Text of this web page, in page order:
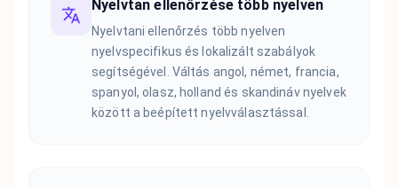
Nyelvtan ellenőrzése több nyelven
Nyelvtani ellenőrzés több nyelven
nyelvspecifikus és lokalizált szabályok
segítségével. Váltás angol, német, francia,
spanyol, olasz, holland és skandináv nyelvek
között a beépített nyelvválasztással.